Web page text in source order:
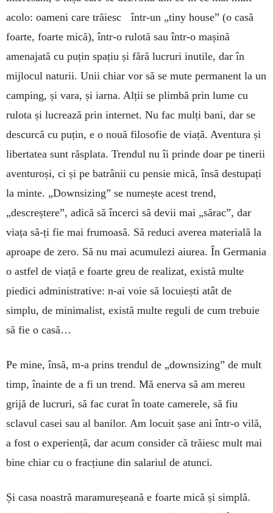
acolo: oameni care trăiesc într-un „tiny house” (o casă
foarte, foarte mică), într-o rulotă sau într-o mașină
amenajată cu puțin spațiu și fără lucruri inutile, dar în
mijlocul naturii. Unii chiar vor să se mute permanent la un
camping, și vara, și iarna. Alții se plimbă prin lume cu
rulota și lucrează prin internet. Nu fac mulți bani, dar se
descurcă cu puțin, e o nouă filosofie de viață. Aventura și
libertatea sunt răsplata. Trendul nu îi prinde doar pe tinerii
aventuroși, ci și pe batrânii cu pensie mică, însă destupați
la minte. „Downsizing” se numește acest trend,
„descreștere”, adică să încerci să devii mai „sărac”, dar
viața să-ți fie mai frumoasă. Să reduci averea materială la
aproape de zero. Să nu mai acumulezi aiurea. În Germania
o astfel de viață e foarte greu de realizat, există multe
piedici administrative: n-ai voie să locuiești atât de
simplu, de minimalist, există multe reguli de cum trebuie
să fie o casă…
Pe mine, însă, m-a prins trendul de „down­sizing” de mult
timp, înainte de a fi un trend. Mă enerva să am mereu
grijă de lucruri, să fac curat în toate camerele, să fiu
sclavul casei sau al banilor. Am locuit șase ani într-o vilă,
a fost o experiență, dar acum consider că trăiesc mult mai
bine chiar cu o fracțiune din salariul de atunci.
Și casa noastră maramureșeană e foarte mică și simplă.